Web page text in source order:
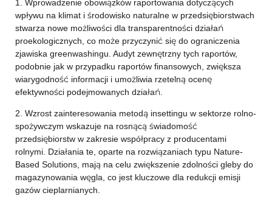
1. Wprowadzenie obowiązków raportowania dotyczących
wpływu na klimat i środowisko naturalne w przedsiębiorstwach
stwarza nowe możliwości dla transparentności działań
proekologicznych, co może przyczynić się do ograniczenia
zjawiska greenwashingu. Audyt zewnętrzny tych raportów,
podobnie jak w przypadku raportów finansowych, zwiększa
wiarygodność informacji i umożliwia rzetelną ocenę
efektywności podejmowanych działań.
2. Wzrost zainteresowania metodą insettingu w sektorze rolno-
spożywczym wskazuje na rosnącą świadomość
przedsiębiorstw w zakresie współpracy z producentami
rolnymi. Działania te, oparte na rozwiązaniach typu Nature-
Based Solutions, mają na celu zwiększenie zdolności gleby do
magazynowania węgla, co jest kluczowe dla redukcji emisji
gazów cieplarnianych.